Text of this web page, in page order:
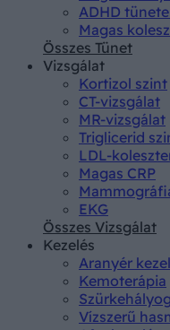
ADHD
Magas
Összes Tünet
Vizsgálat
Kortizol szint
CT-vizsgálat
MR-vizsgálat
Triglicerid
LDL-
Magas CRP
EKG
Összes Vizsgálat
Kezelés
Aranyér
Kemoterápia
Vízszerű